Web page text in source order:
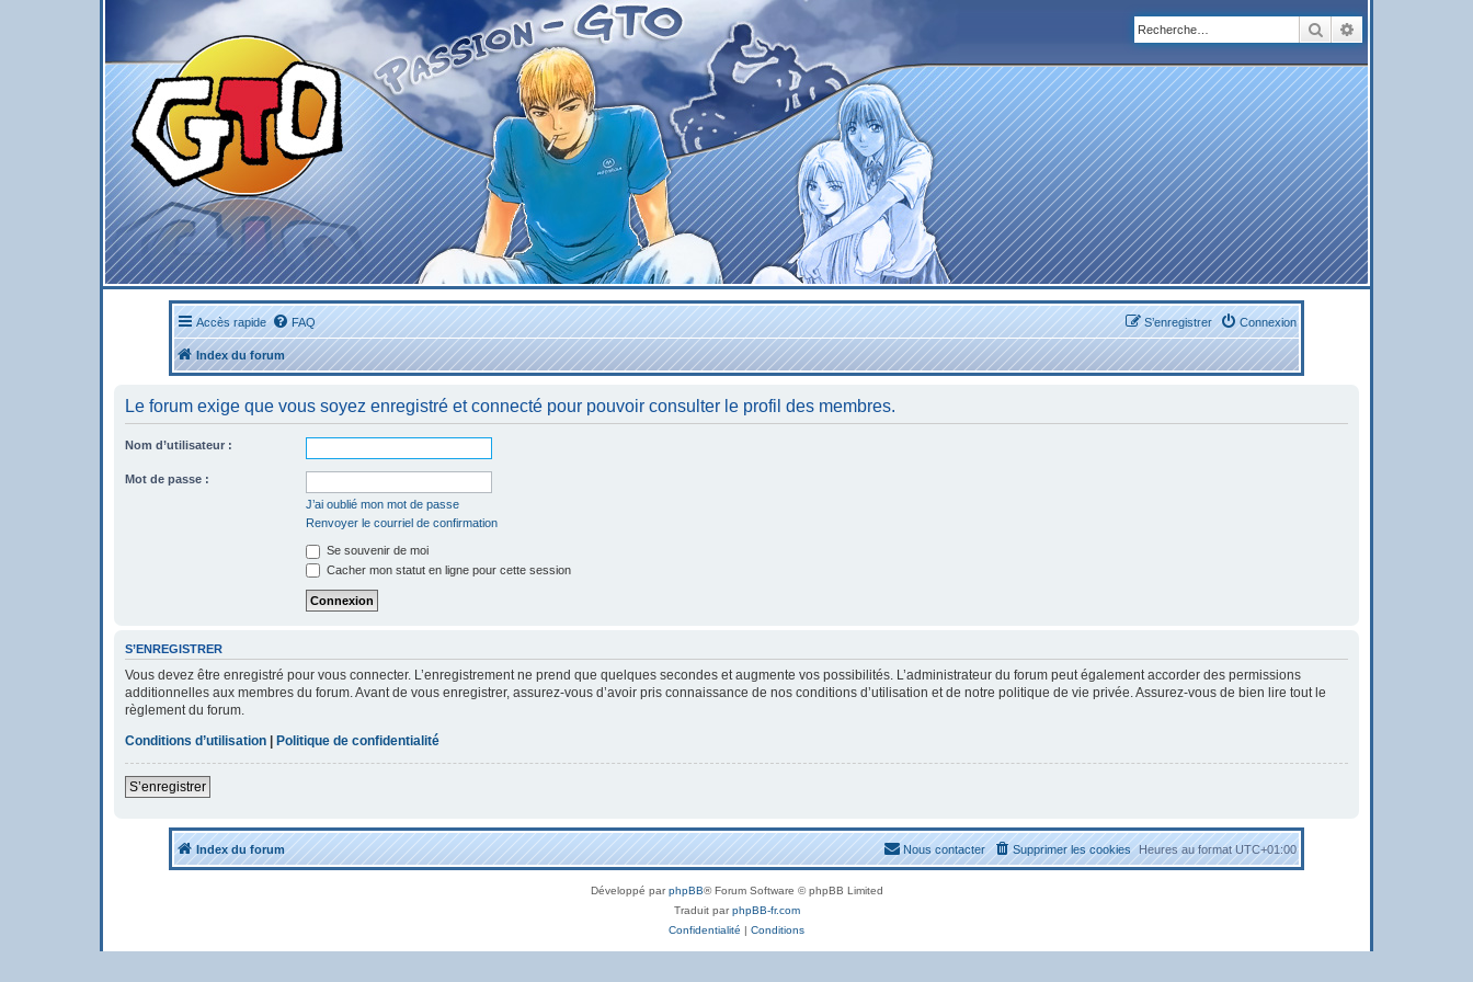
Rechercher
Accès rapide FAQ Connexion
S’enregistrer
Index du forum
Le forum exige que vous soyez enregistré et connecté pour pouvoir consulter le profil des membres.
Nom d’utilisateur :
Mot de passe :
J’ai oublié mon mot de passe
Renvoyer le courriel de confirmation
Se souvenir de moi
Cacher mon statut en ligne pour cette session
S’ENREGISTRER
Vous devez être enregistré pour vous connecter. L’enregistrement ne prend que quelques secondes et augmente vos possibilités. L’administrateur du forum peut également accorder des permissions
additionnelles aux membres du forum. Avant de vous enregistrer, assurez-vous d’avoir pris connaissance de nos conditions d’utilisation et de notre politique de vie privée. Assurez-vous de bien lire tout le
règlement du forum.
Conditions d’utilisation | Politique de confidentialité
S’enregistrer
Index du forum Heures au formatUTC+01:00
Supprimer les cookies
Nous contacter
Développé parphpBB® Forum Software © phpBB Limited
Traduit parphpBB-fr.com
Confidentialité | Conditions